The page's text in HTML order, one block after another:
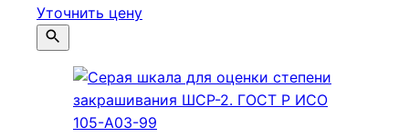
Уточнить цену